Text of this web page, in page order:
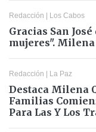
Redacción Los Cabos
Gracias San
mujeres".
Redacción La Paz
Destaca Milena
Familias
Para Las Y Los